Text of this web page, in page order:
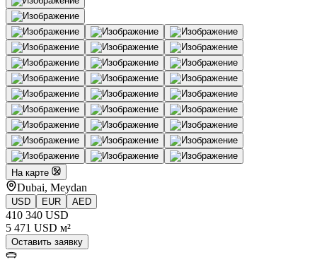
На карте
Dubai, Meydan
USD EUR AED
410 340 USD
5 471 USD м²
Оставить заявку